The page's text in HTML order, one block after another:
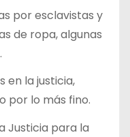
por esclavistas y
de ropa, algunas
en la justicia,
por lo más fino.
Justicia para la